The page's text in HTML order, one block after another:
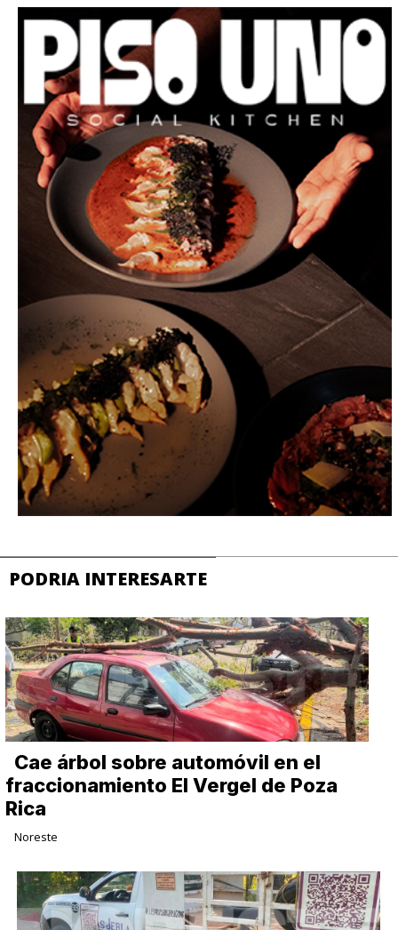
PODRIA INTERESARTE
Cae árbol sobre automóvil en el
fraccionamiento El Vergel de Poza
Rica
Noreste